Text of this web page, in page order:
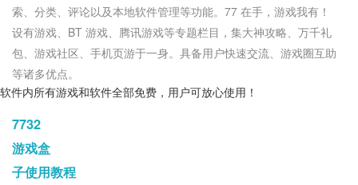
索、分类、评论以及本地软件管理等功能。77 在手，游戏我有！
设有游戏、BT 游戏、腾讯游戏等专题栏目，集大神攻略、万千礼
包、游戏社区、手机页游于一身。具备用户快速交流、游戏圈互助
等诸多优点。
软件内所有游戏和软件全部免费，用户可放心使用！
7732
游戏盒
子使用教程